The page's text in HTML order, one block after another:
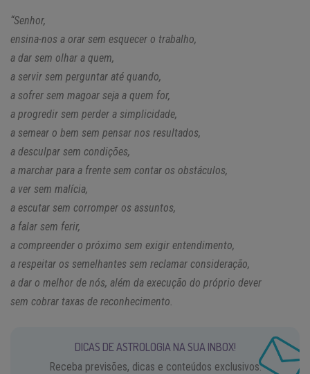
“Senhor,
ensina-nos a orar sem esquecer o trabalho,
a dar sem olhar a quem,
a servir sem perguntar até quando,
a sofrer sem magoar seja a quem for,
a progredir sem perder a simplicidade,
a semear o bem sem pensar nos resultados,
a desculpar sem condições,
a marchar para a frente sem contar os obstáculos,
a ver sem malícia,
a escutar sem corromper os assuntos,
a falar sem ferir,
a compreender o próximo sem exigir entendimento,
a respeitar os semelhantes sem reclamar consideração,
a dar o melhor de nós, além da execução do próprio dever
sem cobrar taxas de reconhecimento.
DICAS DE ASTROLOGIA NA SUA INBOX!
Receba previsões, dicas e conteúdos exclusivos.